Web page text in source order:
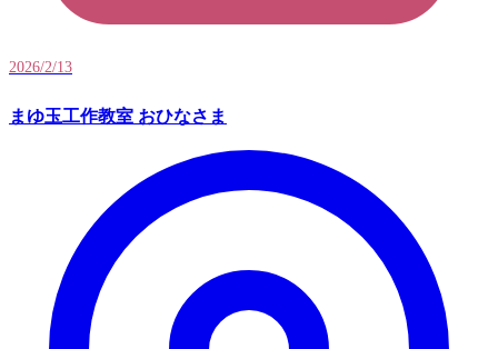
2026/2/13
まゆ玉工作教室 おひなさま